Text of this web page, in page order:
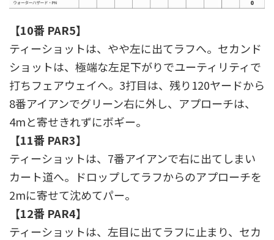
【10番 PAR5】
ティーショットは、やや左に出てラフへ。セカンド
ショットは、極端な左足下がりでユーティリティで
打ちフェアウェイへ。3打目は、残り120ヤードから
8番アイアンでグリーン右に外し、アプローチは、
4mと寄せきれずにボギー。
【11番 PAR3】
ティーショットは、7番アイアンで右に出てしまい
カート道へ。ドロップしてラフからのアプローチを
2mに寄せて沈めてパー。
【12番 PAR4】
ティーショットは、左目に出てラフに止まり、セカ